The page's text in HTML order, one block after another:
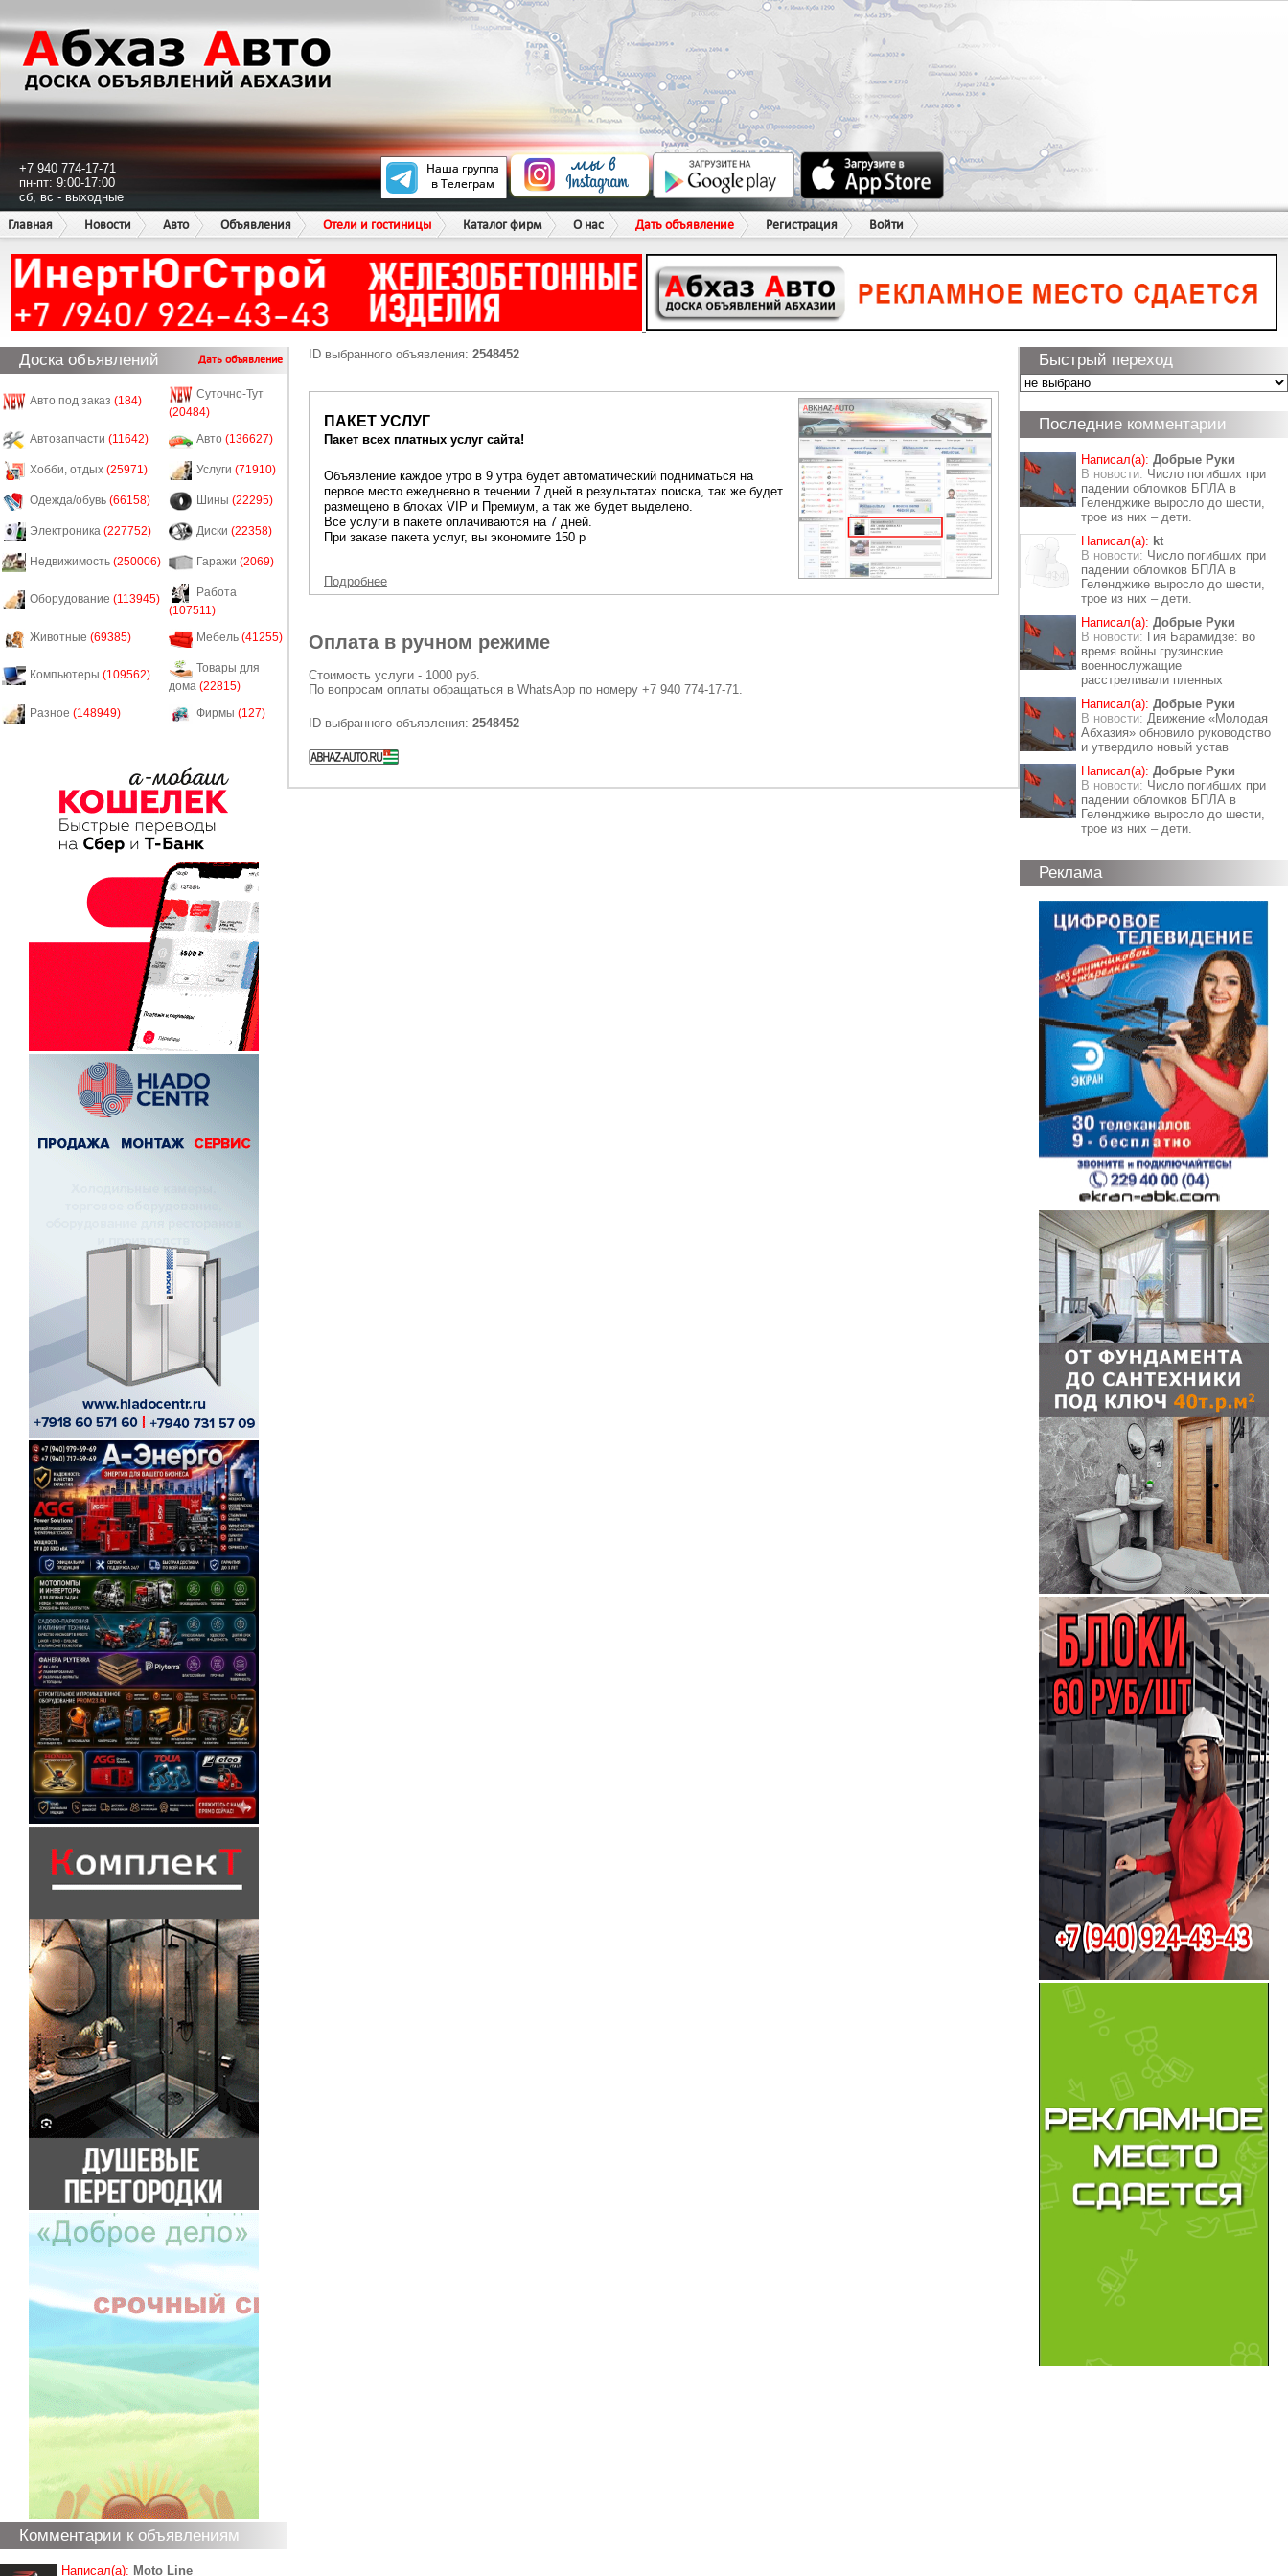
+7 940 774-17-71
пн-пт: 9:00-17:00
сб, вс - выходные
Главная
Новости Авто Объявления Отели и гостиницы Каталог фирм О нас Дать объявление Регистрация Войти
Доска объявлений Дать объявление
Авто под заказ (184)
Суточно-Тут
(20484)
Автозапчасти (11642) Авто (136627)
Хобби, отдых (25971) Услуги (71910)
Одежда/обувь (66158) Шины (22295)
Электроника (227752) Диски (22358)
Недвижимость (250006) Гаражи (2069)
Оборудование (113945)
Работа
(107511)
Животные (69385) Мебель (41255)
Компьютеры (109562)
Товары для
дома (22815)
Разное (148949) Фирмы (127)
Комментарии к объявлениям
Написал(а): Moto Line
ID выбранного объявления: 2548452
ПАКЕТ УСЛУГ
Пакет всех платных услуг сайта!
Объявление каждое утро в 9 утра будет автоматический подниматься на
первое место ежедневно в течении 7 дней в результатах поиска, так же будет
размещено в блоках VIP и Премиум, а так же будет выделено.
Все услуги в пакете оплачиваются на 7 дней.
При заказе пакета услуг, вы экономите 150 р
Подробнее
Оплата в ручном режиме
Стоимость услуги - 1000 руб.
По вопросам оплаты обращаться в WhatsApp по номеру +7 940 774-17-71.
ID выбранного объявления: 2548452
Быстрый переход
Последние комментарии
Написал(а): Добрые Руки
В новости: Число погибших при
падении обломков БПЛА в
Геленджике выросло до шести,
трое из них – дети.
Написал(а): kt
В новости: Число погибших при
падении обломков БПЛА в
Геленджике выросло до шести,
трое из них – дети.
Написал(а): Добрые Руки
В новости: Гия Барамидзе: во
время войны грузинские
военнослужащие
расстреливали пленных
Написал(а): Добрые Руки
В новости: Движение «Молодая
Абхазия» обновило руководство
и утвердило новый устав
Написал(а): Добрые Руки
В новости: Число погибших при
падении обломков БПЛА в
Геленджике выросло до шести,
трое из них – дети.
Реклама